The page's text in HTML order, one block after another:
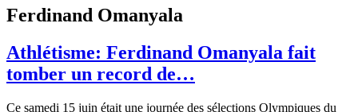
Ferdinand Omanyala
Athlétisme: Ferdinand Omanyala fait
tomber un record de…
Ce samedi 15 juin était une journée des sélections Olympiques du